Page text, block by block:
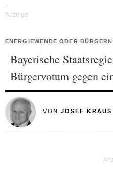
ENERGIEWENDE ODER
Bayerische
Bürgervotum gegen
VON JOSEF KRAUS